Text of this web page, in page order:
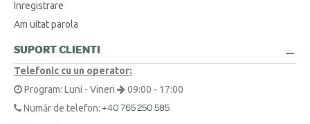
Cum aflu mărimea corectă pentru un inel sau un lanț?
O metodă simplă este să înfășori o ață în jurul degetului sau la baza
gâtului, să marchezi punctul unde se suprapune, apoi să măsori
lungimea obținută cu o riglă.
Suntem aici pentru tine! Ne poți contacta telefonic la 0371 230 499, prin
WhatsApp la +40 770 921 356 sau prin email la
Inregistrare
Am uitat parola
SUPORT CLIENTI
Telefonic cu un operator:
Program: Luni - Vineri
09:00 - 17:00
Număr de telefon: +40 765 250 585